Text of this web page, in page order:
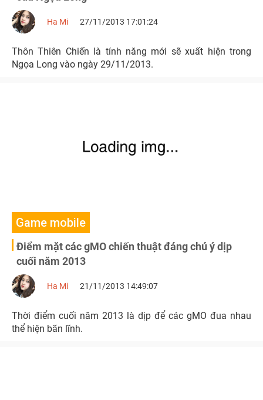
Ha Mi 27/11/2013 17:01:24
Thôn Thiên Chiến là tính năng mới sẽ xuất hiện trong
Ngọa Long vào ngày 29/11/2013.
Game mobile
Điểm mặt các gMO chiến thuật đáng chú ý dịp
cuối năm 2013
Ha Mi 21/11/2013 14:49:07
Thời điểm cuối năm 2013 là dịp để các gMO đua nhau
thể hiện bãn lĩnh.